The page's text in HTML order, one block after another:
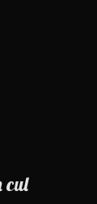
cul